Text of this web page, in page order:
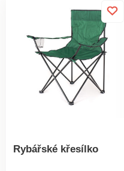
Rybářské křesílko